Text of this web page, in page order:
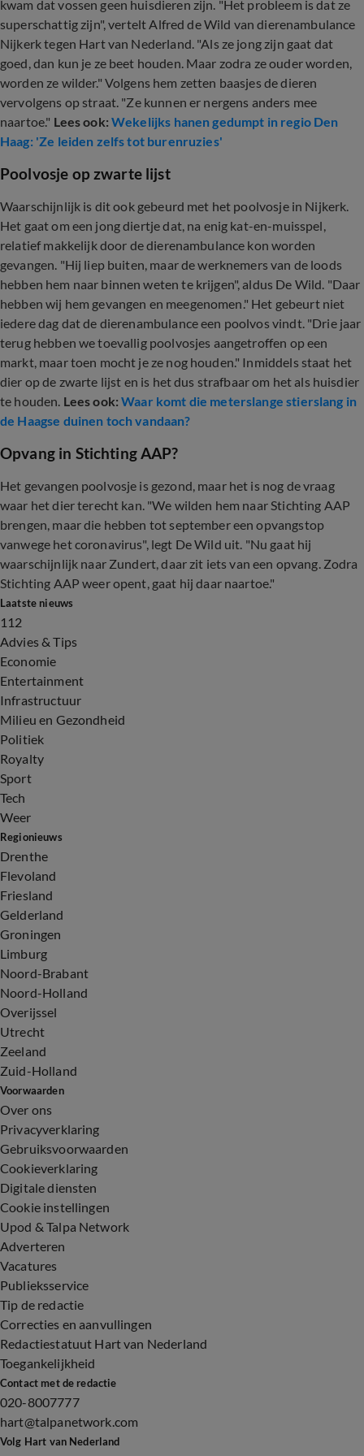
kwam dat vossen geen huisdieren zijn. "Het probleem is dat ze
superschattig zijn", vertelt Alfred de Wild van dierenambulance
Nijkerk tegen Hart van Nederland. "Als ze jong zijn gaat dat
goed, dan kun je ze beet houden. Maar zodra ze ouder worden,
worden ze wilder." Volgens hem zetten baasjes de dieren
vervolgens op straat. "Ze kunnen er nergens anders mee
naartoe." Lees ook:Wekelijks hanen gedumpt in regio Den
Haag: 'Ze leiden zelfs tot burenruzies'
Poolvosje op zwarte lijst
Waarschijnlijk is dit ook gebeurd met het poolvosje in Nijkerk.
Het gaat om een jong diertje dat, na enig kat-en-muisspel,
relatief makkelijk door de dierenambulance kon worden
gevangen. "Hij liep buiten, maar de werknemers van de loods
hebben hem naar binnen weten te krijgen", aldus De Wild. "Daar
hebben wij hem gevangen en meegenomen." Het gebeurt niet
iedere dag dat de dierenambulance een poolvos vindt. "Drie jaar
terug hebben we toevallig poolvosjes aangetroffen op een
markt, maar toen mocht je ze nog houden." Inmiddels staat het
dier op de zwarte lijst en is het dus strafbaar om het als huisdier
te houden. Lees ook:Waar komt die meterslange stierslang in
de Haagse duinen toch vandaan?
Opvang in Stichting AAP?
Het gevangen poolvosje is gezond, maar het is nog de vraag
waar het dier terecht kan. "We wilden hem naar Stichting AAP
brengen, maar die hebben tot september een opvangstop
vanwege het coronavirus", legt De Wild uit. "Nu gaat hij
waarschijnlijk naar Zundert, daar zit iets van een opvang. Zodra
Stichting AAP weer opent, gaat hij daar naartoe."
Laatste nieuws
112
Advies & Tips
Economie
Entertainment
Infrastructuur
Milieu en Gezondheid
Politiek
Royalty
Sport
Tech
Weer
Regionieuws
Drenthe
Flevoland
Friesland
Gelderland
Groningen
Limburg
Noord-Brabant
Noord-Holland
Overijssel
Utrecht
Zeeland
Zuid-Holland
Voorwaarden
Over ons
Privacyverklaring
Gebruiksvoorwaarden
Cookieverklaring
Digitale diensten
Cookie instellingen
Upod & Talpa Network
Adverteren
Vacatures
Publieksservice
Tip de redactie
Correcties en aanvullingen
Redactiestatuut Hart van Nederland
Toegankelijkheid
Contact met de redactie
020-8007777
hart@talpanetwork.com
Volg Hart van Nederland